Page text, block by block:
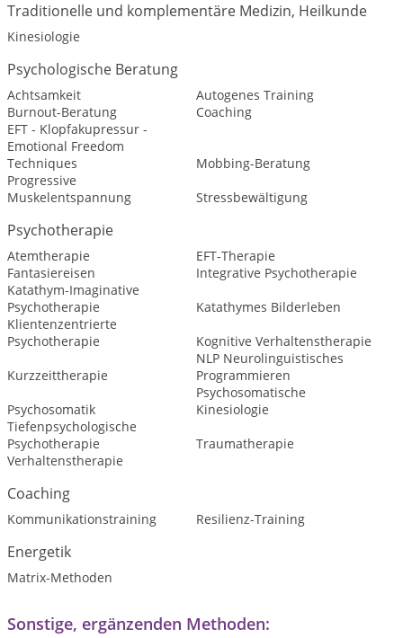
Traditionelle und komplementäre Medizin, Heilkunde
Kinesiologie
Psychologische Beratung
Achtsamkeit
Autogenes Training
Burnout-Beratung
Coaching
EFT - Klopfakupressur -
Emotional Freedom
Techniques
Mobbing-Beratung
Progressive
Muskelentspannung
Stressbewältigung
Psychotherapie
Atemtherapie
EFT-Therapie
Fantasiereisen
Integrative Psychotherapie
Katathym-Imaginative
Psychotherapie
Katathymes Bilderleben
Klientenzentrierte
Psychotherapie
Kognitive Verhaltenstherapie
Kurzzeittherapie
NLP Neurolinguistisches
Programmieren
Psychosomatik
Psychosomatische
Kinesiologie
Tiefenpsychologische
Psychotherapie
Traumatherapie
Verhaltenstherapie
Coaching
Kommunikationstraining Resilienz-Training
Energetik
Matrix-Methoden
Sonstige, ergänzenden Methoden: